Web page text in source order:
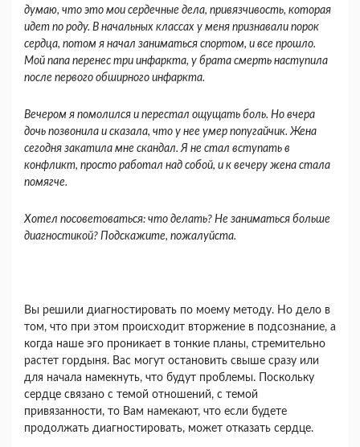
думаю, что это мои сердечные дела, привязчивость, которая
идет по роду. В начальных классах у меня признавали порок
сердца, потом я начал заниматься спортом, и все прошло.
Мой папа перенес три инфаркта, у брата смерть наступила
после первого обширного инфаркта.
Вечером я помолился и перестал ощущать боль. Но вчера
дочь позвонила и сказала, что у нее умер попугайчик. Жена
сегодня закатила мне скандал. Я не стал вступать в
конфликт, просто работал над собой, и к вечеру жена стала
помягче.
Хотел посоветоваться: что делать? Не заниматься больше
диагностикой? Подскажите, пожалуйста.
Вы решили диагностировать по моему методу. Но дело в
том, что при этом происходит вторжение в подсознание, а
когда наше эго проникает в тонкие планы, стремительно
растет гордыня. Вас могут остановить свыше сразу или
для начала намекнуть, что будут проблемы. Поскольку
сердце связано с темой отношений, с темой
привязанности, то Вам намекают, что если будете
продолжать диагностировать, может отказать сердце.